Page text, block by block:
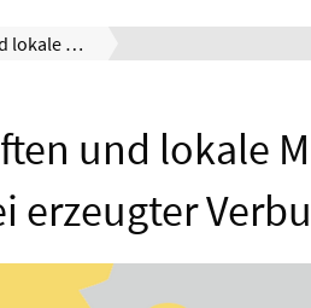
Eigenschaften und lokale Mikrostruktur oxidschichtfrei erzeugter Verbundgussbauteile
und lokale
erzeugter